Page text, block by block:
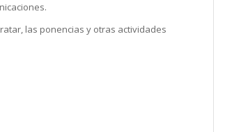
las ponencias y otras actividades